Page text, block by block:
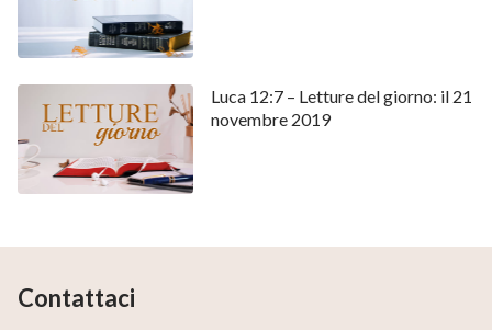
Luca 12:7 – Letture del giorno: il 21
novembre 2019
Contattaci